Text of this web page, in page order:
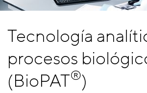
Tecnología
procesos
(BioPAT®)